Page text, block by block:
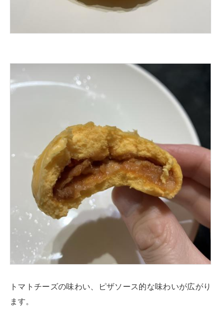
トマトチーズの味わい、ピザソース的な味わいが広がり
ます。